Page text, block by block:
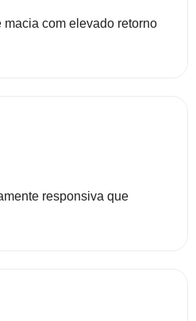
macia com elevado retorno
responsiva que